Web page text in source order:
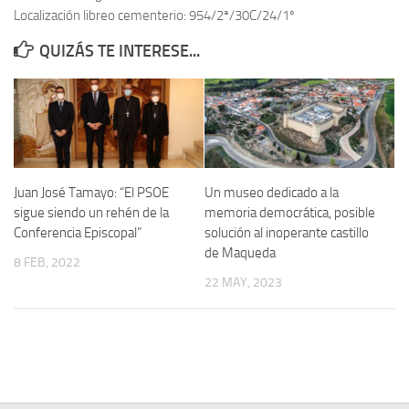
Memoria Histórica
Investigación previa de la represión en Talavera de la Reina (1937-
1947).
Informe Represión en Toledo 1936-1947 | Buscador
Informe de la fosa de abril de 1939 de Tembleque
Enciclopedia Republicana
Militantes históricos IR
Personajes republicanos
Localización libreo cementerio: 954/2ª/30C/24/1º
QUIZÁS TE INTERESE...
Juan José Tamayo: “El PSOE
sigue siendo un rehén de la
Conferencia Episcopal”
8 FEB, 2022
Un museo dedicado a la
memoria democrática, posible
solución al inoperante castillo
de Maqueda
22 MAY, 2023